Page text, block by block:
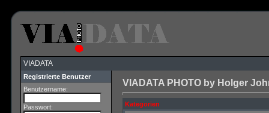
VIADATA
Registrierte Benutzer
Benutzername:
Passwort:
VIADATA PHOTO by Holger
Kategorien